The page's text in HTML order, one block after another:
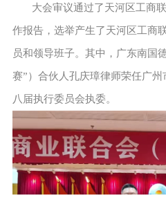
大会审议通过了天河区工商
作报告，选举产生了天河区工商
员和领导班子。其中，广东南国
赛”）合伙人孔庆璋律师荣任广
八届执行委员会执委。